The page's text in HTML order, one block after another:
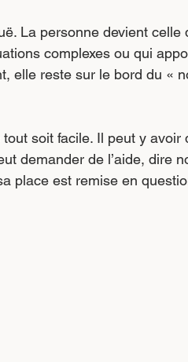
La personne devient celle
complexes ou qui
elle reste sur le bord du «
tout soit facile. Il peut y
demander de l’aide, dire
place est remise en